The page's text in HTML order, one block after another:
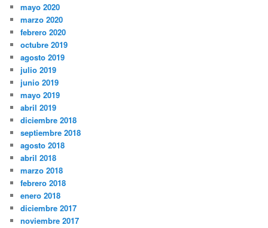
mayo 2020
marzo 2020
febrero 2020
octubre 2019
agosto 2019
julio 2019
junio 2019
mayo 2019
abril 2019
diciembre 2018
septiembre 2018
agosto 2018
abril 2018
marzo 2018
febrero 2018
enero 2018
diciembre 2017
noviembre 2017